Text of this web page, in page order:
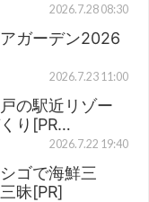
2026.7.28 08:30
ガーデン2026
2026.7.23 11:00
の駅近リゾー
り[PR…
2026.7.22 19:40
ゴで海鮮三
昧[PR]